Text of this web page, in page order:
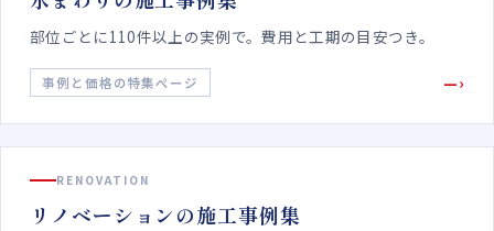
部位ごとに110件以上の実例で。費用と工期の目安つき。
事例と価格の特集ページ —›
RENOVATION
リノベーションの施工事例集